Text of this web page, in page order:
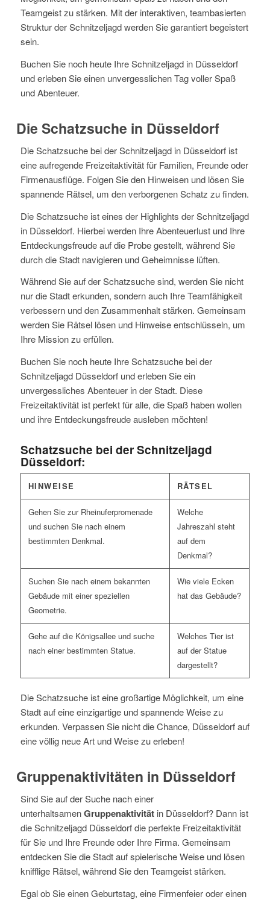
Teamgeist zu stärken. Mit der interaktiven, teambasierten
Struktur der Schnitzeljagd werden Sie garantiert begeistert
sein.
Buchen Sie noch heute Ihre Schnitzeljagd in Düsseldorf
und erleben Sie einen unvergesslichen Tag voller Spaß
und Abenteuer.
Die Schatzsuche in Düsseldorf
Die Schatzsuche bei der Schnitzeljagd in Düsseldorf ist
eine aufregende Freizeitaktivität für Familien, Freunde oder
Firmenausflüge. Folgen Sie den Hinweisen und lösen Sie
spannende Rätsel, um den verborgenen Schatz zu finden.
Die Schatzsuche ist eines der Highlights der Schnitzeljagd
in Düsseldorf. Hierbei werden Ihre Abenteuerlust und Ihre
Entdeckungsfreude auf die Probe gestellt, während Sie
durch die Stadt navigieren und Geheimnisse lüften.
Während Sie auf der Schatzsuche sind, werden Sie nicht
nur die Stadt erkunden, sondern auch Ihre Teamfähigkeit
verbessern und den Zusammenhalt stärken. Gemeinsam
werden Sie Rätsel lösen und Hinweise entschlüsseln, um
Ihre Mission zu erfüllen.
Buchen Sie noch heute Ihre Schatzsuche bei der
Schnitzeljagd Düsseldorf und erleben Sie ein
unvergessliches Abenteuer in der Stadt. Diese
Freizeitaktivität ist perfekt für alle, die Spaß haben wollen
und ihre Entdeckungsfreude ausleben möchten!
Schatzsuche bei der Schnitzeljagd
Düsseldorf:
HINWEISE RÄTSEL
Gehen Sie zur Rheinuferpromenade
und suchen Sie nach einem
bestimmten Denkmal.
Welche
Jahreszahl steht
auf dem
Denkmal?
Suchen Sie nach einem bekannten
Gebäude mit einer speziellen
Geometrie.
Wie viele Ecken
hat das Gebäude?
Gehe auf die Königsallee und suche
nach einer bestimmten Statue.
Welches Tier ist
auf der Statue
dargestellt?
Die Schatzsuche ist eine großartige Möglichkeit, um eine
Stadt auf eine einzigartige und spannende Weise zu
erkunden. Verpassen Sie nicht die Chance, Düsseldorf auf
eine völlig neue Art und Weise zu erleben!
Gruppenaktivitäten in Düsseldorf
Sind Sie auf der Suche nach einer
unterhaltsamen Gruppenaktivität in Düsseldorf? Dann ist
die Schnitzeljagd Düsseldorf die perfekte Freizeitaktivität
für Sie und Ihre Freunde oder Ihre Firma. Gemeinsam
entdecken Sie die Stadt auf spielerische Weise und lösen
knifflige Rätsel, während Sie den Teamgeist stärken.
Egal ob Sie einen Geburtstag, eine Firmenfeier oder einen